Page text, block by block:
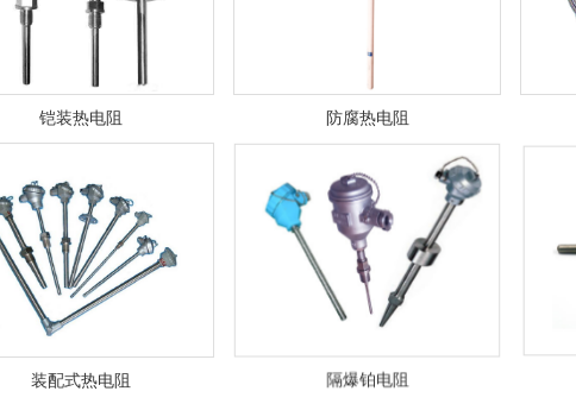
铠装热电阻 防腐热电阻
装配式热电阻 隔爆铂电阻